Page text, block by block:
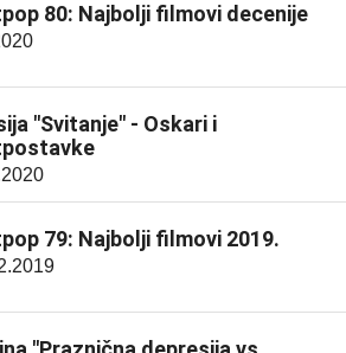
80: Najbolji filmovi decenije
"Svitanje" - Oskari i
79: Najbolji filmovi 2019.